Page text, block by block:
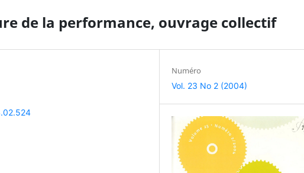
de la performance, ouvrage collectif
Numéro
Vol. 23 No 2 (2004)